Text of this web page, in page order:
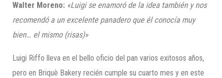
Walter Moreno: «Luigise enamoró de la idea también y nos
recomendó a un excelente panadero que él conocía muy
bien… el mismo (risas)»
Luigi Riffo lleva en el bello oficio del pan varios exitosos años,
pero en Briquè Bakery recién cumple su cuarto mes y en este